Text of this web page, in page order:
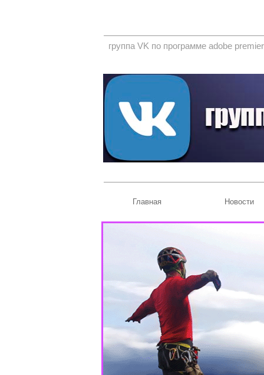
группа VK по программе adobe
Главная Новости